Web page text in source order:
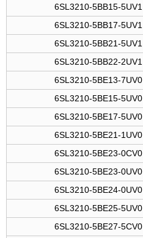
6SL3210-5BB15-5UV1
6SL3210-5BB17-5UV1
6SL3210-5BB21-5UV1
6SL3210-5BB22-2UV1
6SL3210-5BE13-7UV0
6SL3210-5BE15-5UV0
6SL3210-5BE17-5UV0
6SL3210-5BE21-1UV0
6SL3210-5BE23-0CV0
6SL3210-5BE23-0UV0
6SL3210-5BE24-0UV0
6SL3210-5BE25-5UV0
6SL3210-5BE27-5CV0